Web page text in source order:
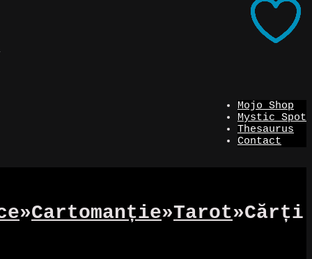
Mojo Shop
Mystic Spot
Thesaurus
Contact
»Cartomanție»Tarot»Cărți